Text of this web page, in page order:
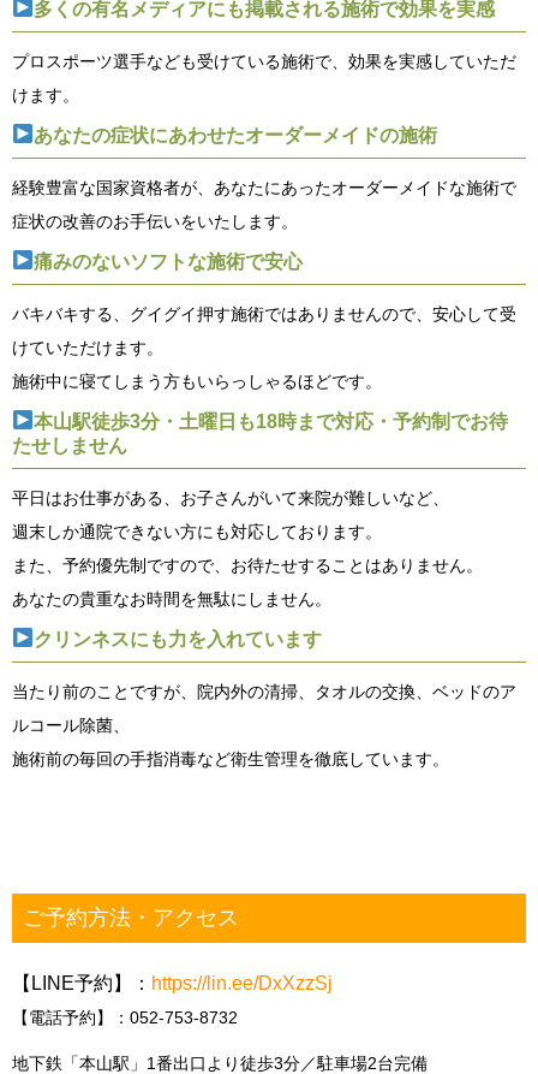
多くの有名メディアにも掲載される施術で効果を実感
プロスポーツ選手なども受けている施術で、効果を実感していただ
けます。
あなたの症状にあわせたオーダーメイドの施術
経験豊富な国家資格者が、あなたにあったオーダーメイドな施術で
症状の改善のお手伝いをいたします。
痛みのないソフトな施術で安心
バキバキする、グイグイ押す施術ではありませんので、安心して受
けていただけます。
施術中に寝てしまう方もいらっしゃるほどです。
本山駅徒歩3分・土曜日も18時まで対応・予約制でお待
たせしません
平日はお仕事がある、お子さんがいて来院が難しいなど、
週末しか通院できない方にも対応しております。
また、予約優先制ですので、お待たせすることはありません。
あなたの貴重なお時間を無駄にしません。
クリンネスにも力を入れています
当たり前のことですが、院内外の清掃、タオルの交換、ベッドのア
ルコール除菌、
施術前の毎回の手指消毒など衛生管理を徹底しています。
ご予約方法・アクセス
【LINE予約】： https://lin.ee/DxXzzSj
【電話予約】：052-753-8732
地下鉄「本山駅」1番出口より徒歩3分／駐車場2台完備